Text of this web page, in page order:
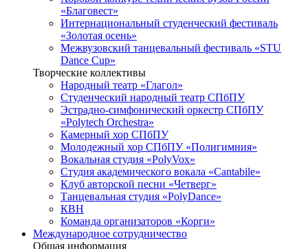
«Благовест»
Интернациональный студенческий фестиваль
«Золотая осень»
Межвузовский танцевальный фестиваль «STU
Dance Cup»
Творческие коллективы
Народный театр «Глагол»
Студенческий народный театр СПбПУ
Эстрадно-симфонический оркестр СПбПУ
«Polytech Orchestra»
Камерный хор СПбПУ
Молодежный хор СПбПУ «Полигимния»
Вокальная студия «PolyVox»
Студия академического вокала «Cantabile»
Клуб авторской песни «Четверг»
Танцевальная студия «PolyDance»
КВН
Команда организаторов «Корги»
Международное сотрудничество
Общая информация